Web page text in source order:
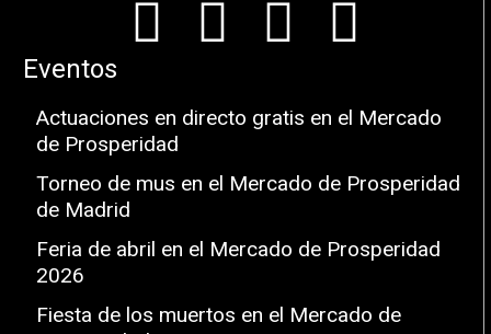
Eventos
Actuaciones en directo gratis en el Mercado
de Prosperidad
Torneo de mus en el Mercado de Prosperidad
de Madrid
Feria de abril en el Mercado de Prosperidad
2026
Fiesta de los muertos en el Mercado de